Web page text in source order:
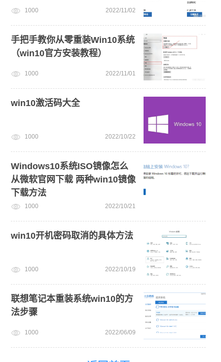
1000 2022/11/02
手把手教你从零重装Win10系统
（win10官方安装教程）
1000 2022/11/01
win10激活码大全
1000 2022/10/22
Windows10系统ISO镜像怎么
从微软官网下载 两种win10镜像
下载方法
1000 2022/10/21
win10开机密码取消的具体方法
1000 2022/10/19
联想笔记本重装系统win10的方
法步骤
1000 2022/06/09